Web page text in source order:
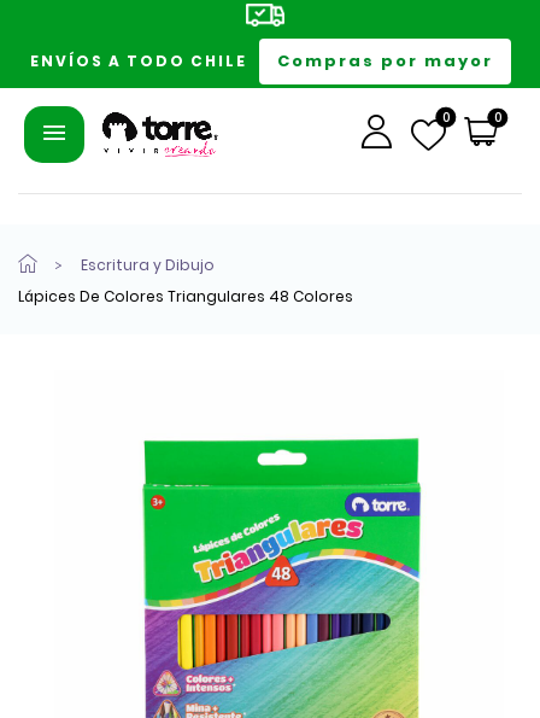
ENVÍOS A TODO CHILE Compras por mayor
0 0
Escritura y Dibujo
Lápices De Colores Triangulares 48 Colores